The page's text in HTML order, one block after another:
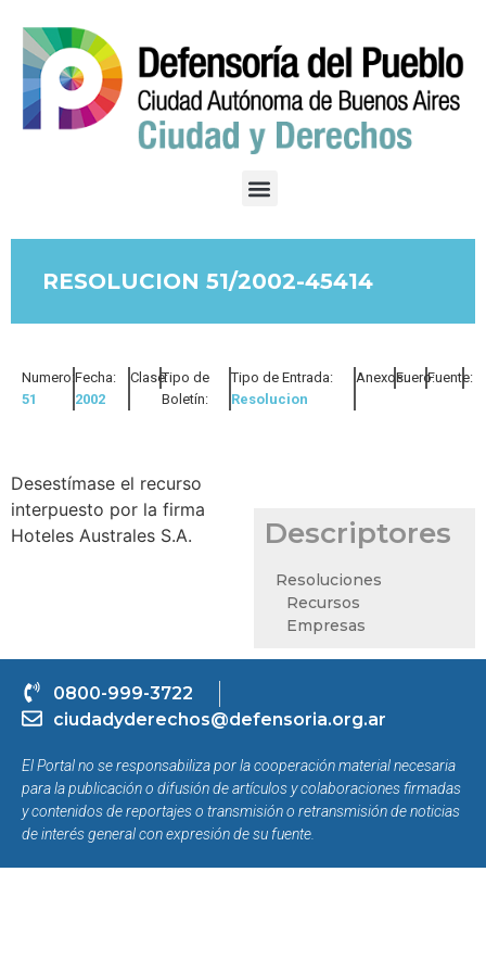
RESOLUCION 51/2002-45414
Numero:
51
Fecha:
2002
Clase:Tipo de
Boletín:
Tipo de Entrada:
Resolucion
Anexos:Fuero:Fuente:
Desestímase el recurso
interpuesto por la firma
Hoteles Australes S.A.
Descriptores
Resoluciones
Recursos
Empresas
0800-999-3722
ciudadyderechos@defensoria.org.ar
El Portal no se responsabiliza por la cooperación material necesaria
para la publicación o difusión de artículos y colaboraciones firmadas
y contenidos de reportajes o transmisión o retransmisión de noticias
de interés general con expresión de su fuente.